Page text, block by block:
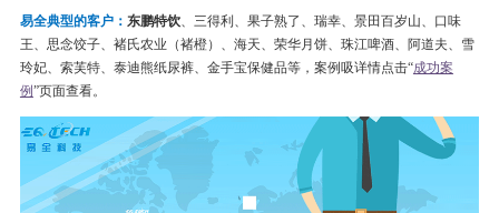
易全典型的客户： 东鹏特饮、三得利、果子熟了、瑞幸、 景田百岁山、口味
王、思念饺子、 褚氏农业（褚橙）、 海天、荣华月饼、 珠江啤酒、 阿道夫、雪
玲妃、索芙特、泰迪熊纸尿裤、金手宝保健品等，案例吸详情点击“成功案
例”页面查看。